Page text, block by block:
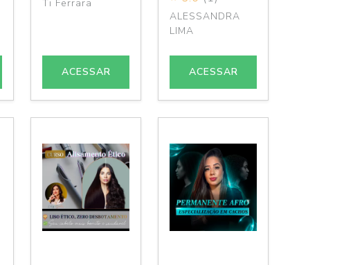
Ti Ferrara
ACESSAR
ALESSANDRA
LIMA
ACESSAR